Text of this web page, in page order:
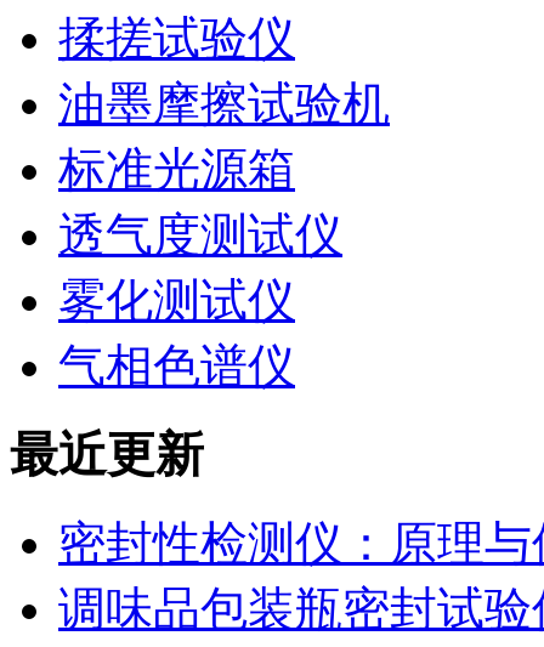
揉搓试验仪
油墨摩擦试验机
标准光源箱
透气度测试仪
雾化测试仪
气相色谱仪
最近更新
密封性检测仪：原理
调味品包装瓶密封试